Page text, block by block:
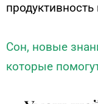
продуктивность
Сон, новые
которые